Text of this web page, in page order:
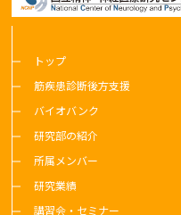
トップ
筋疾患診断後方支援
バイオバンク
研究部の紹介
所属メンバー
研究業績
講習会・セミナー